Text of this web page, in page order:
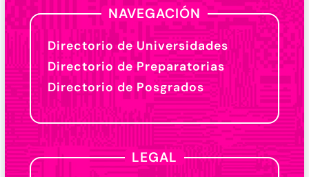
NAVEGACIÓN
Directorio de Universidades
Directorio de Preparatorias
Directorio de Posgrados
LEGAL